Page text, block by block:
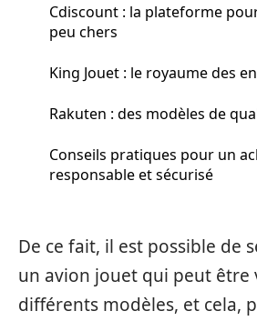
Cdiscount : la plateforme
peu chers
King Jouet : le royaume des
Rakuten : des modèles de
Conseils pratiques pour un
responsable et sécurisé
De ce fait, il est possible de
un avion jouet qui peut être
différents modèles, et cela,